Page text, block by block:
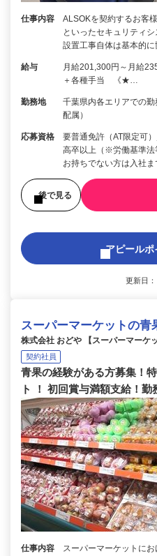
仕事内容
ALSOKを契約するお客
といったセキュリティ
設置工事自体は基本的
給与
月給201,300円～月給
＋各種手当 《★…
勤務地
千葉県内各エリアでの
配属）
応募資格
要普通免許（AT限定可
高卒以上（※労働基準
お持ちでない方は入社ま
後で見る
アピールポ
更新日
スーパーマーケットの青
株式会社 おどや 【スーパーマーケ
契約社員
青果の経験がある方募集！
ト ！ 初回賞与満額支給！勤
仕事内容
スーパーマーケットに